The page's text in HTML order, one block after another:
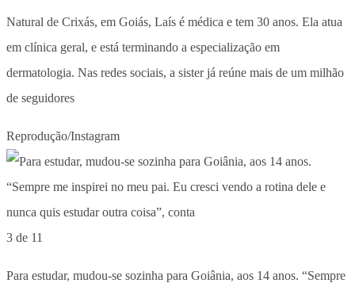
Natural de Crixás, em Goiás, Laís é médica e tem 30 anos. Ela atua
em clínica geral, e está terminando a especialização em
dermatologia. Nas redes sociais, a sister já reúne mais de um milhão
de seguidores
Reprodução/Instagram
3 de 11
Para estudar, mudou-se sozinha para Goiânia, aos 14 anos. “Sempre